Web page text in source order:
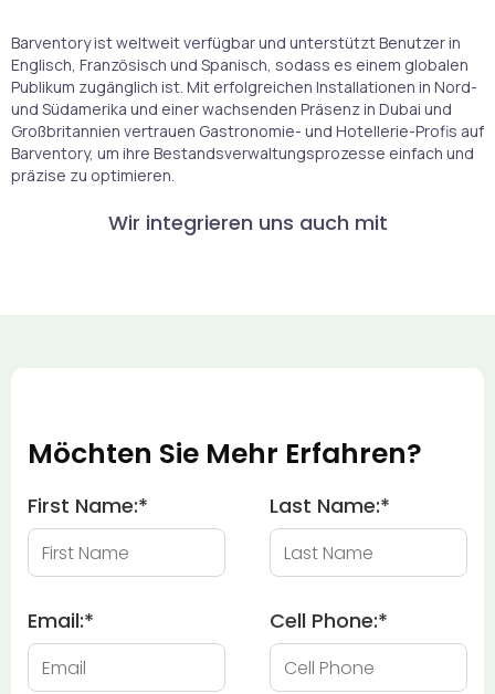
Barventory ist weltweit verfügbar und unterstützt Benutzer in
Englisch, Französisch und Spanisch, sodass es einem globalen
Publikum zugänglich ist. Mit erfolgreichen Installationen in Nord-
und Südamerika und einer wachsenden Präsenz in Dubai und
Großbritannien vertrauen Gastronomie- und Hotellerie-Profis auf
Barventory, um ihre Bestandsverwaltungsprozesse einfach und
präzise zu optimieren.
Wir integrieren uns auch mit
Möchten Sie Mehr Erfahren?
First Name:* Last Name:*
Email:* Cell Phone:*